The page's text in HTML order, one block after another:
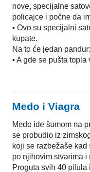
nove, specijalne
policajce i počne da
• Ovo su specijalni
kupate.
Na to će jedan pandur:
• A gde se pušta topla
Medo i Viagra
Medo ide šumom na
se probudio iz
koji se razbežaše
po njihovim stvarima
Proguta svih 40 pilula